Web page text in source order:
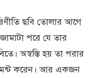
ছবি তোলার আগে
পরে যে তার
অস্বস্তি হয় তা পরার
করেন। আর একজন